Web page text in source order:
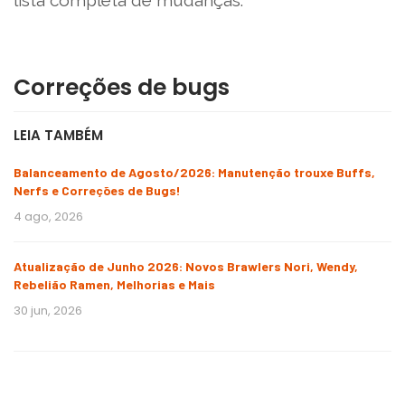
Correções de bugs
LEIA TAMBÉM
Balanceamento de Agosto/2026: Manutenção trouxe Buffs,
Nerfs e Correções de Bugs!
4 ago, 2026
Atualização de Junho 2026: Novos Brawlers Nori, Wendy,
Rebelião Ramen, Melhorias e Mais
30 jun, 2026